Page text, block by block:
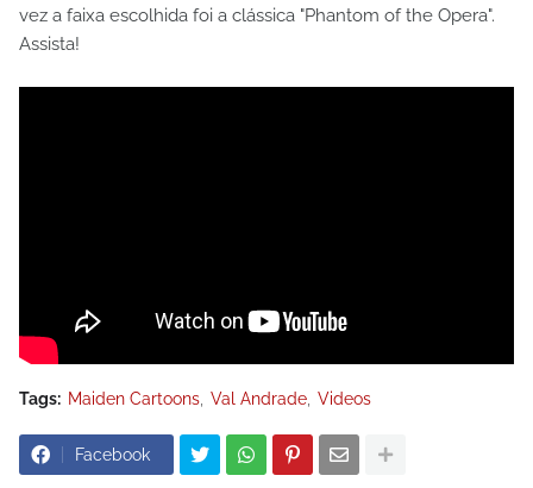
vez a faixa escolhida foi a clássica "Phantom of the Opera".
Assista!
Tags: Maiden Cartoons Val Andrade Videos
Facebook